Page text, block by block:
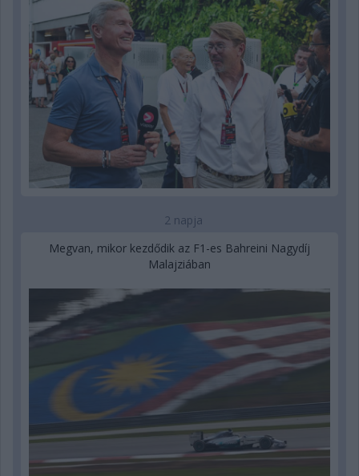
2 napja
Megvan, mikor kezdődik az F1-es Bahreini Nagydíj
Malajziában